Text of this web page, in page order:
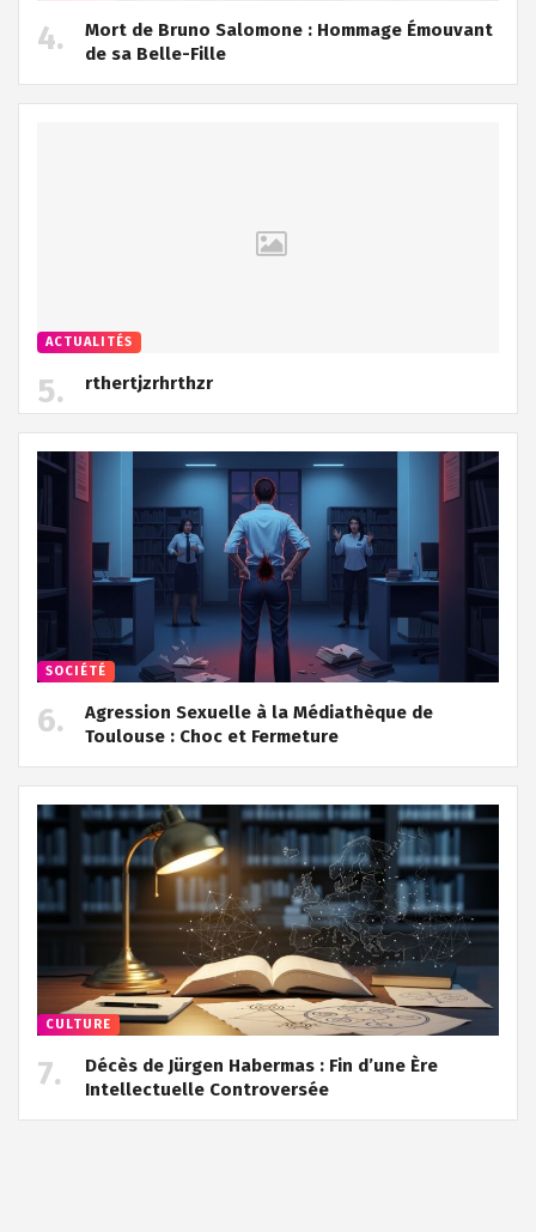
Mort de Bruno Salomone : Hommage Émouvant
de sa Belle-Fille
ACTUALITÉS
rthertjzrhrthzr
SOCIÉTÉ
Agression Sexuelle à la Médiathèque de
Toulouse : Choc et Fermeture
CULTURE
Décès de Jürgen Habermas : Fin d’une Ère
Intellectuelle Controversée